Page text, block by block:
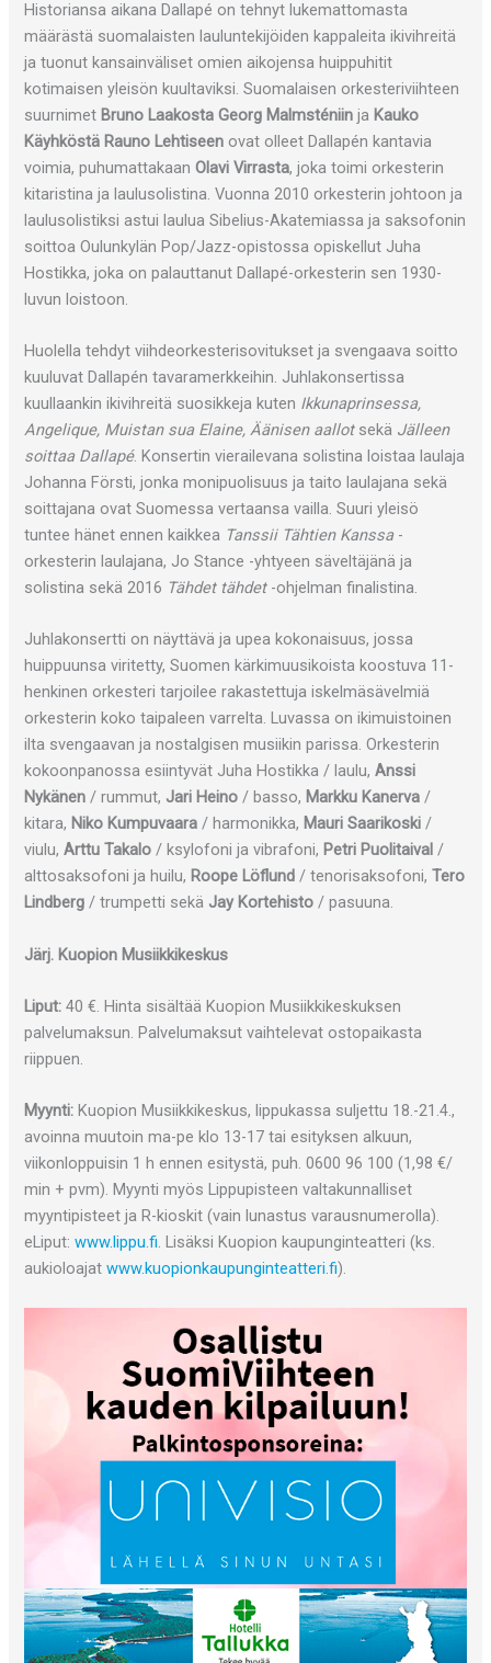
Historiansa aikana Dallapé on tehnyt lukemattomasta
määrästä suomalaisten lauluntekijöiden kappaleita ikivihreitä
ja tuonut kansainväliset omien aikojensa huippuhitit
kotimaisen yleisön kuultaviksi. Suomalaisen orkesteriviihteen
suurnimet Bruno Laakosta Georg Malmsténiin ja Kauko
Käyhköstä Rauno Lehtiseen ovat olleet Dallapén kantavia
voimia, puhumattakaanOlavi Virrasta, joka toimi orkesterin
kitaristina ja laulusolistina. Vuonna 2010 orkesterin johtoon ja
laulusolistiksi astui laulua Sibelius-Akatemiassa ja saksofonin
soittoa Oulunkylän Pop/Jazz-opistossa opiskellut Juha
Hostikka, joka on palauttanut Dallapé-orkesterin sen 1930-
luvun loistoon.
Huolella tehdyt viihdeorkesterisovitukset ja svengaava soitto
kuuluvat Dallapén tavaramerkkeihin. Juhlakonsertissa
kuullaankin ikivihreitä suosikkeja kuten Ikkunaprinsessa,
Angelique, Muistan sua Elaine, Äänisen aallot sekä Jälleen
soittaa Dallapé. Konsertin vierailevana solistina loistaa laulaja
Johanna Försti, jonka monipuolisuus ja taito laulajana sekä
soittajana ovat Suomessa vertaansa vailla. Suuri yleisö
tuntee hänet ennen kaikkea Tanssii Tähtien Kanssa -
orkesterin laulajana, Jo Stance -yhtyeen säveltäjänä ja
solistina sekä 2016 Tähdet tähdet-ohjelman finalistina.
Juhlakonsertti on näyttävä ja upea kokonaisuus, jossa
huippuunsa viritetty, Suomen kärkimuusikoista koostuva 11-
henkinen orkesteri tarjoilee rakastettuja iskelmäsävelmiä
orkesterin koko taipaleen varrelta. Luvassa on ikimuistoinen
ilta svengaavan ja nostalgisen musiikin parissa. Orkesterin
kokoonpanossa esiintyvät Juha Hostikka / laulu,Anssi
Nykänen / rummut, Jari Heino / basso, Markku Kanerva /
kitara, Niko Kumpuvaara / harmonikka, Mauri Saarikoski /
viulu,Arttu Takalo / ksylofoni ja vibrafoni, Petri Puolitaival /
alttosaksofoni ja huilu, Roope Löflund / tenorisaksofoni,Tero
Lindberg / trumpetti sekä Jay Kortehisto / pasuuna.
Järj. Kuopion Musiikkikeskus
Liput:40 €. Hinta sisältää Kuopion Musiikkikeskuksen
palvelumaksun. Palvelumaksut vaihtelevat ostopaikasta
riippuen.
Myynti: Kuopion Musiikkikeskus, lippukassa suljettu 18.-21.4.,
avoinna muutoin ma-pe klo 13-17 tai esityksen alkuun,
viikonloppuisin 1 h ennen esitystä, puh. 0600 96 100 (1,98 €/
min + pvm). Myynti myös Lippupisteen valtakunnalliset
myyntipisteet ja R-kioskit (vain lunastus varausnumerolla).
eLiput:www.lippu.fi. Lisäksi Kuopion kaupunginteatteri (ks.
aukioloajatwww.kuopionkaupunginteatteri.fi).